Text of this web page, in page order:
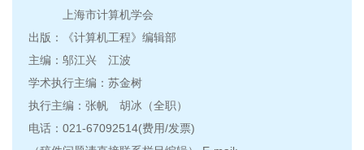
上海市计算机学会
出版：《计算机工程》编辑部
主编：邬江兴 江波
学术执行主编：苏金树
执行主编：张帆 胡冰（全职）
电话：021-67092514(费用/发票)